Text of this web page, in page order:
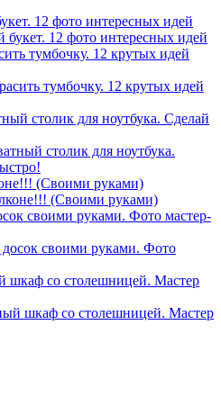
12 фото интересных идей
тумбочку. 12 крутых идей
столик для ноутбука. Сделай
(Своими руками)
своими руками. Фото мастер-
шкаф со столешницей. Мастер